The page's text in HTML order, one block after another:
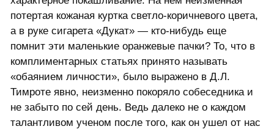
потертая кожаная куртка светло-коричневого цвета,
а в руке сигарета «Дукат» — кто-нибудь еще
помнит эти маленькие оранжевые пачки? То, что в
комплиментарных статьях принято называть
«обаянием личности», было выражено в Д.Л.
Тимроте явно, неизменно покоряло собеседника и
не забыто по сей день. Ведь далеко не о каждом
талантливом ученом после того, как он ушел от нас